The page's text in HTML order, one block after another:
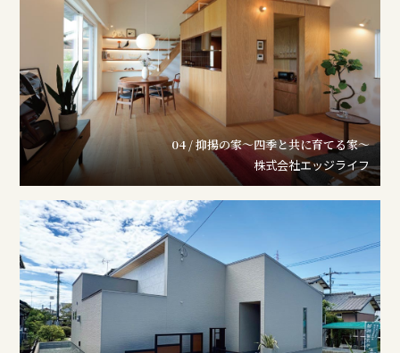
04 / 抑揚の家～四季と共に育てる家～
株式会社エッジライフ